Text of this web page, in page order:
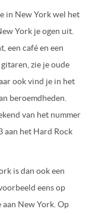
in New York wel het
York je ogen uit.
een café en een
zie je oude
ook vind je in het
beroemdheden.
van het nummer
aan het Hard Rock
is dan ook een
eens op
New York. Op